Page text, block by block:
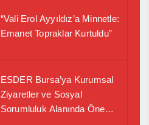
“Vali Erol Ayyıldız’a Minnetle:
Emanet Topraklar Kurtuldu”
ESDER Bursa’ya Kurumsal
Ziyaretler ve Sosyal
Sorumluluk Alanında Önemli